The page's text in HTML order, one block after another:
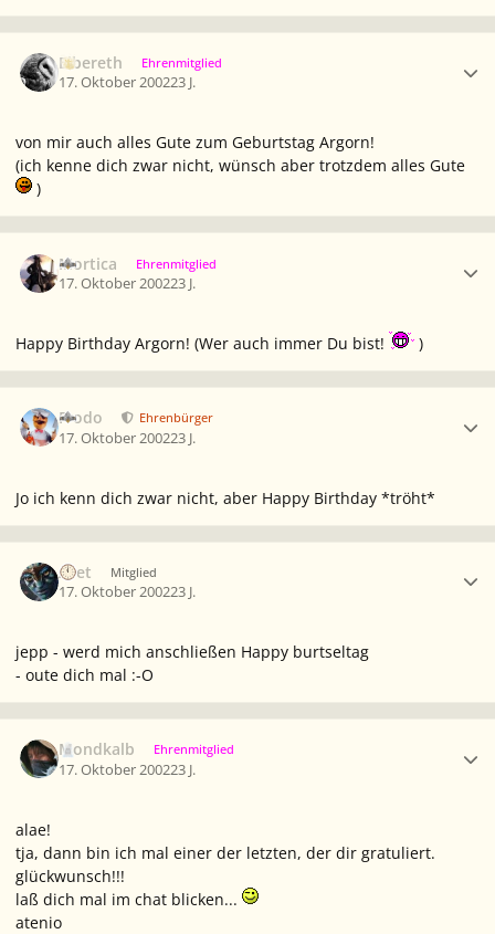
Elbereth Ehrenmitglied
17. Oktober 200223 J.
von mir auch alles Gute zum Geburtstag Argorn!
(ich kenne dich zwar nicht, wünsch aber trotzdem alles Gute
)
Mortica Ehrenmitglied
17. Oktober 200223 J.
Happy Birthday Argorn! (Wer auch immer Du bist! )
Frodo Ehrenbürger
17. Oktober 200223 J.
Jo ich kenn dich zwar nicht, aber Happy Birthday *tröht*
Aset Mitglied
17. Oktober 200223 J.
jepp - werd mich anschließen Happy burtseltag
- oute dich mal :-O
Mondkalb Ehrenmitglied
17. Oktober 200223 J.
alae!
tja, dann bin ich mal einer der letzten, der dir gratuliert.
glückwunsch!!!
laß dich mal im chat blicken...
atenio